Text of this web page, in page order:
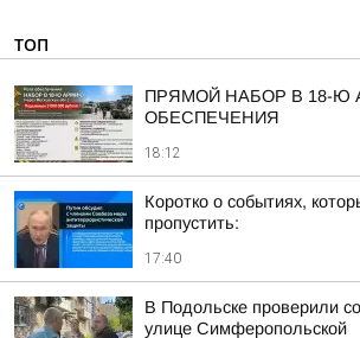
ТОП
ПРЯМОЙ НАБОР В 18-Ю
ОБЕСПЕЧЕНИЯ
18:12
Коротко о событиях,
пропустить:
17:40
В Подольске проверили
улице Симферопольской